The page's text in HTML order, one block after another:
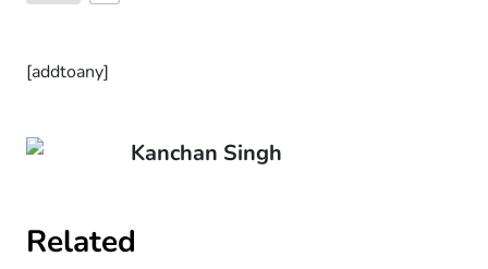
[addtoany]
Kanchan Singh
Related